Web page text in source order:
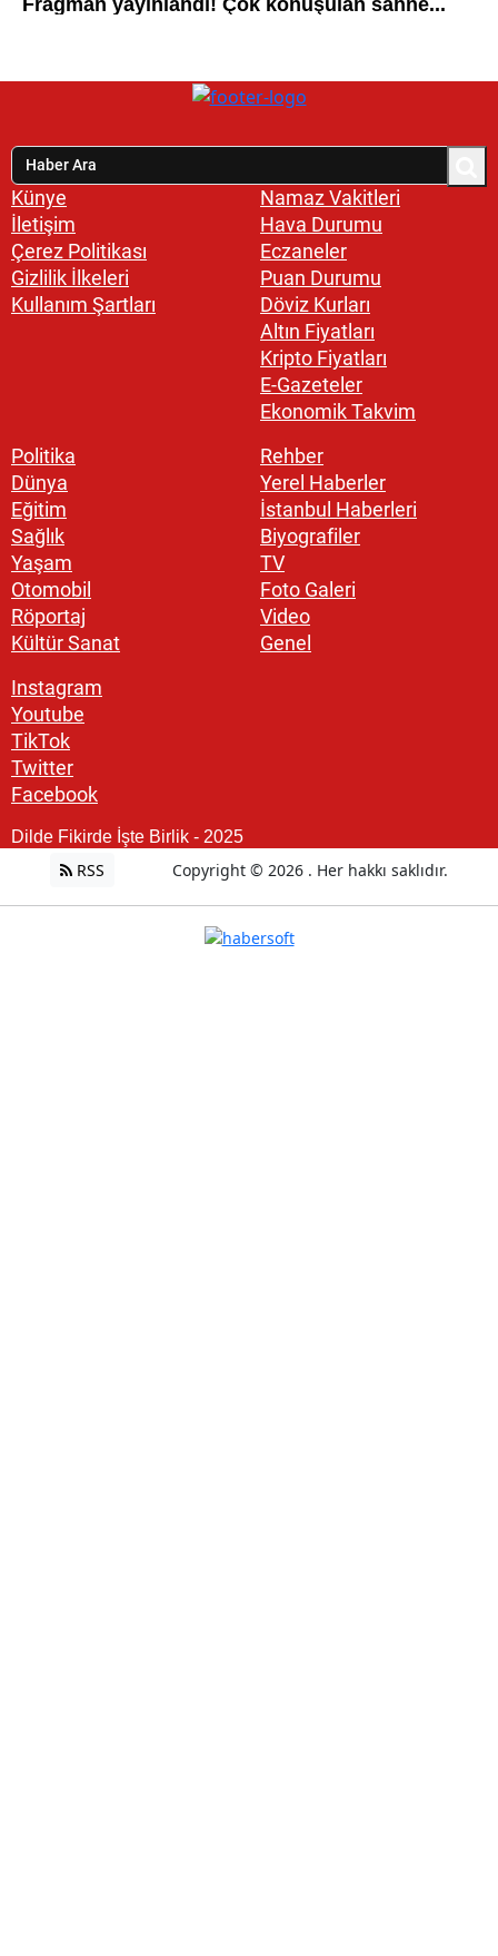
Künye
İletişim
Çerez Politikası
Gizlilik İlkeleri
Kullanım Şartları
Namaz Vakitleri
Hava Durumu
Eczaneler
Puan Durumu
Döviz Kurları
Altın Fiyatları
Kripto Fiyatları
E-Gazeteler
Ekonomik Takvim
Politika
Dünya
Eğitim
Sağlık
Yaşam
Otomobil
Röportaj
Kültür Sanat
Rehber
Yerel Haberler
İstanbul Haberleri
Biyografiler
TV
Foto Galeri
Video
Genel
Instagram
Youtube
TikTok
Twitter
Facebook
Dilde Fikirde İşte Birlik - 2025
RSS Copyright © 2026 . Her hakkı saklıdır.